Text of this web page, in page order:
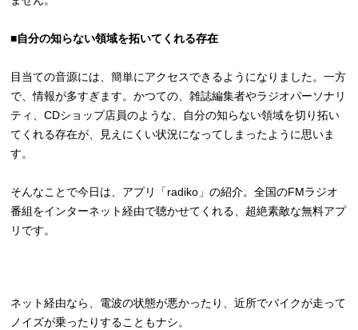
■自分の知らない領域を拓いてくれる存在
目当ての音源には、簡単にアクセスできるようになりました。一方
で、情報が多すぎます。かつての、雑誌編集者やラジオパーソナリ
ティ、CDショップ店員のような、自分の知らない領域を切り拓い
てくれる存在が、見えにくい状況になってしまったように思いま
す。
そんなことで今日は、アプリ「radiko」の紹介。全国のFMラジオ
番組をインターネット経由で聴かせてくれる、超絶素敵な無料アプ
リです。
ネット経由なら、電波の状態が悪かったり、近所でバイクが走って
ノイズが乗ったりすることもナシ。